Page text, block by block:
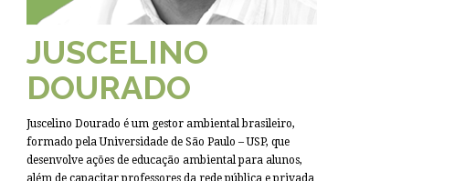
JUSCELINO
DOURADO
Juscelino Dourado é um gestor ambiental brasileiro,
formado pela Universidade de São Paulo – USP, que
desenvolve ações de educação ambiental para alunos,
além de capacitar professores da rede pública e privada